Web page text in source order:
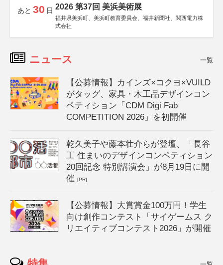
あと 30 日 2026 第37回 美浜美術展
福井県美浜町、美浜町教育委員会、福井新聞社、関西電力株
式会社
ニュース 一覧
【公募情報】カインズ×コクヨ×VUILD
がタッグ、家具・木工品デザインコン
ペティション「CDM Digi Fab
COMPETITION 2026」を初開催
乾久美子や藤本壮介らが登壇、「長谷
工 住まいのデザインコンペティション
20回記念 特別講演会」が8月19日に開
催[PR]
【公募情報】大賞賞金100万円！学生
向け創作コンテスト「サイゲームス ク
リエイティブコンテスト2026」が開催